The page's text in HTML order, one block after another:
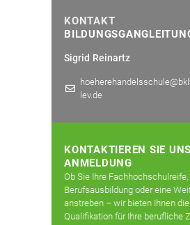
KONTAKT
Sigrid Reinartz
lev.de
KONTAKTIEREN SIE
ANMELDUNG
Ob Sie Ihre Fachhochschulreife,
Berufsausbildung oder eine
anstreben – wir bieten Ihnen
Qualifikation für Ihre berufliche